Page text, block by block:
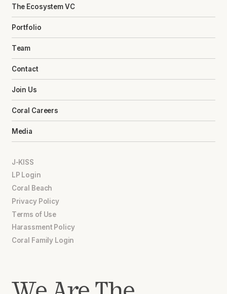
The Ecosystem VC
Portfolio
Team
Contact
Join Us
Coral Careers
Media
J-KISS
LP Login
Coral Beach
Privacy Policy
Terms of Use
Harassment Policy
Coral Family Login